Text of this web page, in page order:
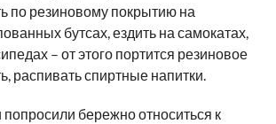
по резиновому покрытию на
бутсах, ездить на самокатах,
– от этого портится резиновое
распивать спиртные напитки.
бережно относиться к